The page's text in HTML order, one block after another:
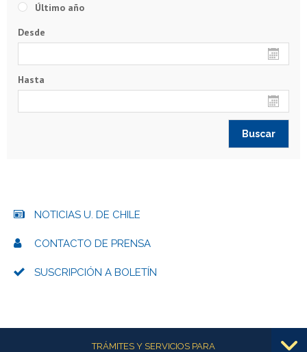
Último año
Desde
Hasta
NOTICIAS U. DE CHILE
CONTACTO DE PRENSA
SUSCRIPCIÓN A BOLETÍN
Más informaciónTRÁMITES Y SERVICIOS PARA